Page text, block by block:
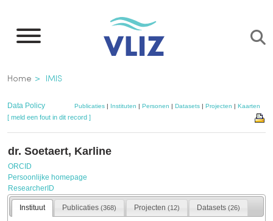
naar
inhoud
gaan
Kruimelpad
Home IMIS
Data Policy Publicaties| Instituten | Personen | Datasets| Projecten | Kaarten
[ meld een fout in dit record ]
dr. Soetaert, Karline
ORCID
Persoonlijke homepage
ResearcherID
Instituut Publicaties(368) Projecten (12) Datasets (26)